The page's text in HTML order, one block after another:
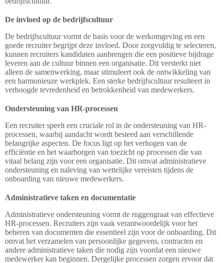
De invloed op de bedrijfscultuur
De bedrijfscultuur vormt de basis voor de werkomgeving en een
goede recruiter begrijpt deze invloed. Door zorgvuldig te selecteren,
kunnen recruiters kandidaten aanbrengen die een positieve bijdrage
leveren aan de cultuur binnen een organisatie. Dit versterkt niet
alleen de samenwerking, maar stimuleert ook de ontwikkeling van
een harmonieuze werkplek. Een sterke bedrijfscultuur resulteert in
verhoogde tevredenheid en betrokkenheid van medewerkers.
Ondersteuning van HR-processen
Een recruiter speelt een cruciale rol in de ondersteuning van HR-
processen, waarbij aandacht wordt besteed aan verschillende
belangrijke aspecten. De focus ligt op het verhogen van de
efficiëntie en het waarborgen van toezicht op processen die van
vitaal belang zijn voor een organisatie. Dit omvat administratieve
ondersteuning en naleving van wettelijke vereisten tijdens de
onboarding van nieuwe medewerkers.
Administratieve taken en documentatie
Administratieve ondersteuning vormt de ruggengraat van effectieve
HR-processen. Recruiters zijn vaak verantwoordelijk voor het
beheren van documenten die essentieel zijn voor de onboarding. Dit
omvat het verzamelen van persoonlijke gegevens, contracten en
andere administratieve taken die nodig zijn voordat een nieuwe
medewerker kan beginnen. Dergelijke processen zorgen ervoor dat